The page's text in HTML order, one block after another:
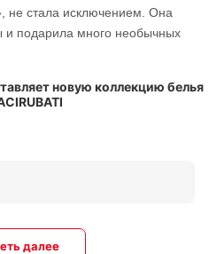
не стала исключением. Она
и подарила много необычных
далее